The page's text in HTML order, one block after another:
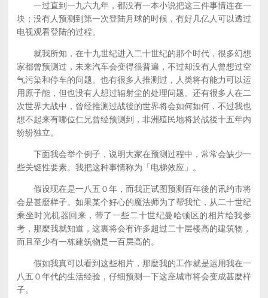
一过直到一九六九年，都没有一本小说把这三件事情连在一
块；没有人预测到第一次登陆月球的时候，有好几亿人可以透过
电视观看登陆的过程。
就我所知，在十九世纪进入二十世纪的那个时代，很多幻想
家都曾预测过，未来汽车会变得很普遍，不过却没有人曾想过空
气污染和停车的问题。也有很多人推测过，人类将有能力可以运
用原子能，但也没有人想过辐射尘的处理问题。还有很多人在二
次世界大战中，曾经推测过战後的世界将会如何如何，不过我也
想不起来有哪位仁兄曾经预测到，非洲殖民地将於战後十五年内
纷纷独立。
下面我会举个例子，说明大家在预测过程中，常常会缺少一
些关铤性要素。我把这种事情称为「电梯效应」。
假设现在是一八五０年，而我正试图预测百年後的讯约市将
会是甚麼样子。如果某个好心的魔法师为了帮我忙，从二十世纪
乘坐时光机器回来，带了一些二十世纪曼哈顿区的相片给我参
考，那麼我就知道，这裏将会有许多超过二十层楼高的建筑物，
而且至少有一栋建筑物是一百层高的。
假如我真可以看到这些相片，那麼我的工作就是运用我在一
八五０年代的生活经验，仔细预测一下这座城市将会变成甚麼样
子。